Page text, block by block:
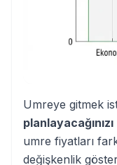
Umreye gitmek
planlayacağınızı
umre fiyatları
değişkenlik